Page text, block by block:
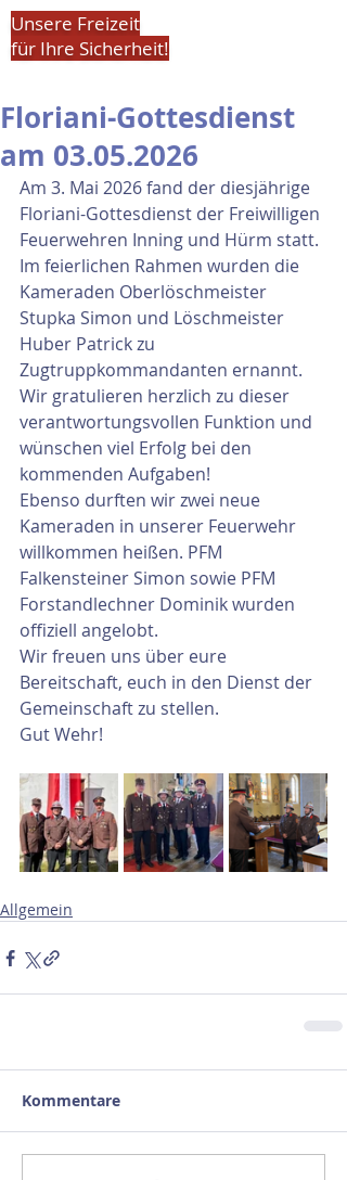
Unsere Freizeit
für Ihre Sicherheit!
Floriani-Gottesdienst
am 03.05.2026
Am 3. Mai 2026 fand der diesjährige
Floriani-Gottesdienst der Freiwilligen
Feuerwehren Inning und Hürm statt.
Im feierlichen Rahmen wurden die
Kameraden Oberlöschmeister
Stupka Simon und Löschmeister
Huber Patrick zu
Zugtruppkommandanten ernannt.
Wir gratulieren herzlich zu dieser
verantwortungsvollen Funktion und
wünschen viel Erfolg bei den
kommenden Aufgaben!
Ebenso durften wir zwei neue
Kameraden in unserer Feuerwehr
willkommen heißen. PFM
Falkensteiner Simon sowie PFM
Forstandlechner Dominik wurden
offiziell angelobt.
Wir freuen uns über eure
Bereitschaft, euch in den Dienst der
Gemeinschaft zu stellen.
Gut Wehr!
Allgemein
Kommentare